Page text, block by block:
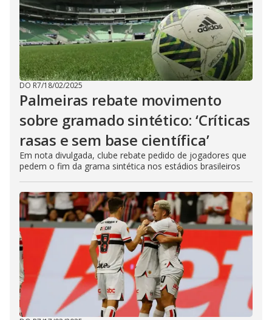
DO R7/18/02/2025
Palmeiras rebate movimento
sobre gramado sintético: ‘Críticas
rasas e sem base científica’
Em nota divulgada, clube rebate pedido de jogadores que
pedem o fim da grama sintética nos estádios brasileiros